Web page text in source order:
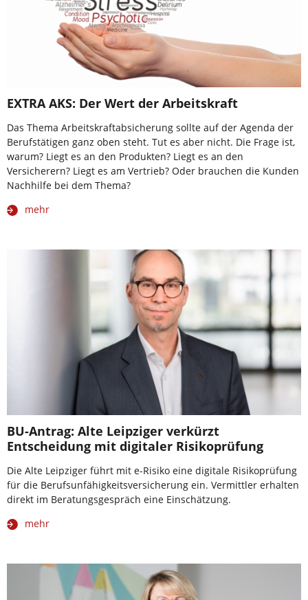
EXTRA AKS: Der Wert der Arbeitskraft
Das Thema Arbeitskraftabsicherung sollte auf der Agenda der
Berufstätigen ganz oben steht. Tut es aber nicht. Die Frage ist,
warum? Liegt es an den Produkten? Liegt es an den
Versicherern? Liegt es am Vertrieb? Oder brauchen die Kunden
Nachhilfe bei dem Thema?
mehr
BU-Antrag: Alte Leipziger verkürzt
Entscheidung mit digitaler Risikoprüfung
Die Alte Leipziger führt mit e-Risiko eine digitale Risikoprüfung
für die Berufsunfähigkeitsversicherung ein. Vermittler erhalten
direkt im Beratungsgespräch eine Einschätzung.
mehr